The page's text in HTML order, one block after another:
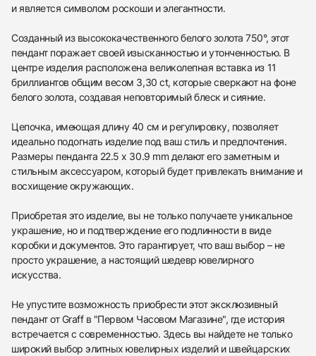
и является символом роскоши и элегантности.
Созданный из высококачественного белого золота 750°, этот
пендант поражает своей изысканностью и утонченностью. В
центре изделия расположена великолепная вставка из 11
бриллиантов общим весом 3,30 ct, которые сверкают на фоне
белого золота, создавая неповторимый блеск и сияние.
Цепочка, имеющая длину 40 см и регулировку, позволяет
идеально подогнать изделие под ваш стиль и предпочтения.
Размеры пенданта 22.5 x 30.9 mm делают его заметным и
стильным аксессуаром, который будет привлекать внимание и
восхищение окружающих.
Приобретая это изделие, вы не только получаете уникальное
украшение, но и подтверждение его подлинности в виде
коробки и документов. Это гарантирует, что ваш выбор – не
просто украшение, а настоящий шедевр ювелирного
искусства.
Не упустите возможность приобрести этот эксклюзивный
пендант от Graff в "Первом Часовом Магазине", где история
встречается с современностью. Здесь вы найдете не только
широкий выбор элитных ювелирных изделий и швейцарских